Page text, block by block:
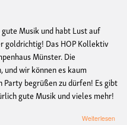
Musik und habt Lust auf
goldrichtig! Das HOP Kollektiv
Münster. Die
wir können es kaum
begrüßen zu dürfen! Es gibt
gute Musik und vieles mehr!
Weiterlesen